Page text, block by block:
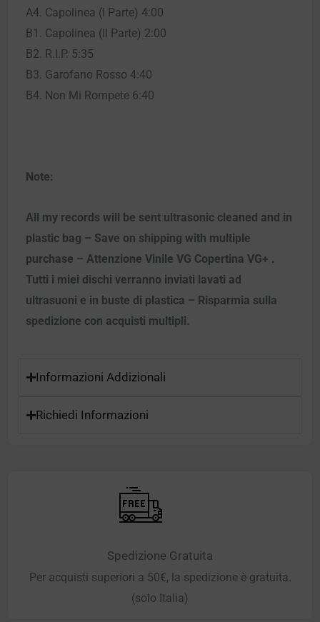
A4. Capolinea (I Parte) 4:00
B1. Capolinea (II Parte) 2:00
B2. R.I.P. 5:35
B3. Garofano Rosso 4:40
B4. Non Mi Rompete 6:40
Note:
All my records will be sent ultrasonic cleaned and in
plastic bag – Save on shipping with multiple
purchase – Attenzione Vinile VG Copertina VG+ .
Tutti i miei dischi verranno inviati lavati ad
ultrasuoni e in buste di plastica – Risparmia sulla
spedizione con acquisti multipli.
Informazioni Addizionali
Richiedi Informazioni
Spedizione Gratuita
Per acquisti superiori a 50€, la spedizione è gratuita.
(solo Italia)